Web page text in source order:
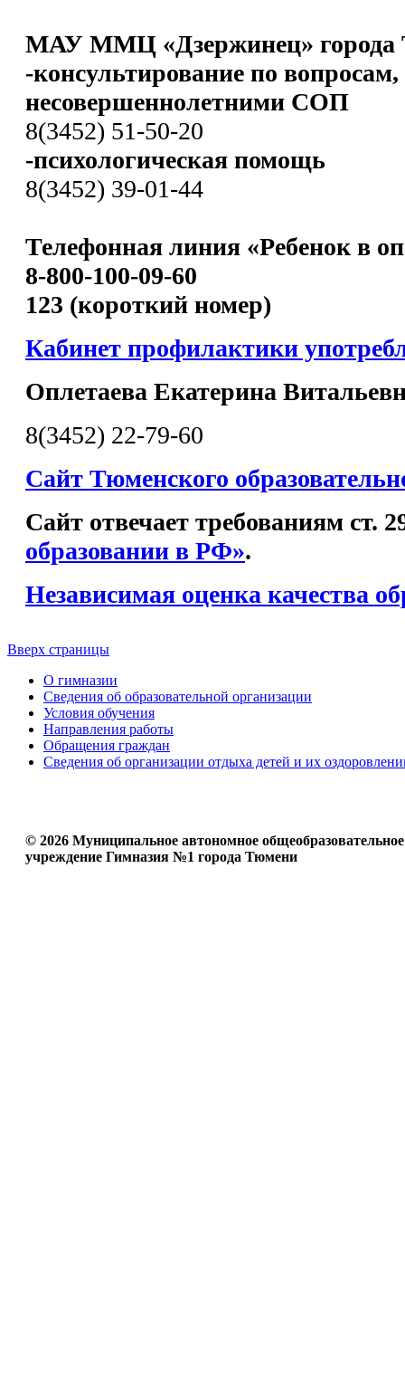
МАУ ММЦ «Дзержинец» города
-консультирование по
несовершеннолетними СОП
8(3452) 51-50-20
-психологическая помощь
8(3452) 39-01-44
Телефонная линия «Ребенок в
8-800-100-09-60
123 (короткий номер)
Кабинет профилактики
Оплетаева Екатерина
8(3452) 22-79-60
Сайт Тюменского
Сайт отвечает требованиям ст.
образовании в РФ».
Независимая оценка качества
Вверх страницы
О гимназии
Сведения об образовательной организации
Условия обучения
Направления работы
Обращения граждан
Сведения об организации отдыха детей и их
© 2026 Муниципальное автономное общеобразовательное
учреждение Гимназия №1 города Тюмени